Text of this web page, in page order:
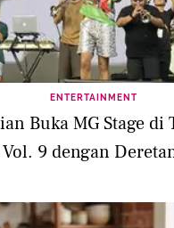
ENTERTAINMENT
Buka MG Stage di
9 dengan